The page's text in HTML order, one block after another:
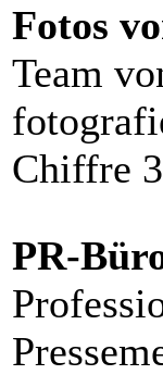
Fotos
Team
Chiffre
PR-